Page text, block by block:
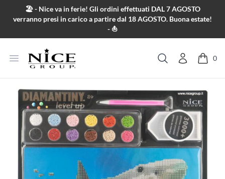
Salta al contenuto
🏖️ - Nice va in ferie! Gli ordini effettuati DAL 7 AGOSTO
verranno presi in carico a partire dal 18 AGOSTO. Buona estate!
- ⛵
Apri menu
Cerca
0